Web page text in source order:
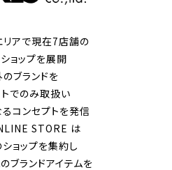
アで現在7店舗の
ョップを展開
ブランドを
でのみ取扱い
コンセプトを発信
STORE は
ョップを集約し
ブランドアイテムを